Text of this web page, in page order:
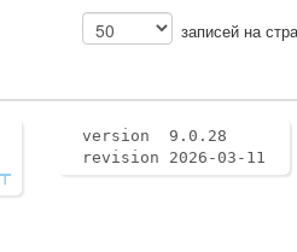
записей на
version 9.0.28
revision 2026-03-11